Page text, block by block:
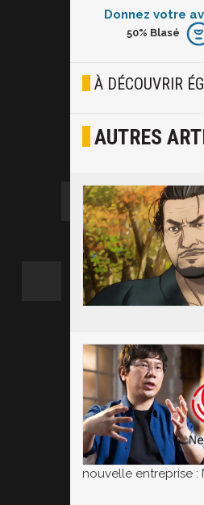
Donnez votre
Furieux
Joyeux
50% Blasé
À DÉCOUVRIR
AUTRES
nouvelle entreprise :